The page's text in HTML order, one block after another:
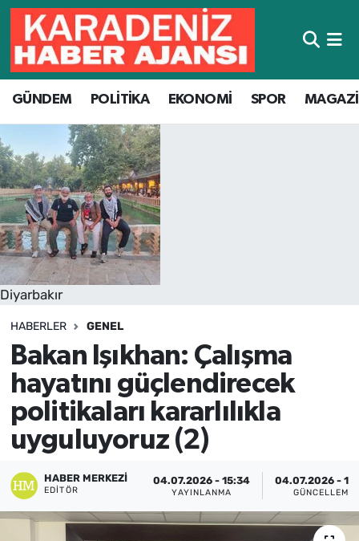
GÜNDEM POLİTİKA EKONOMİ SPOR
Diyarbakır
HABERLER GENEL
Bakan Işıkhan: Çalışma
hayatını güçlendirecek
politikaları kararlılıkla
uyguluyoruz (2)
HABER MERKEZI
EDITÖR
04.07.2026 - 15:34
YAYINLANMA
04.07.2026 -
GÜNCELLEME
Hava Durumu
Trafik Durumu
Süper Lig Puan Durumu ve Fikstür
Tüm Manşetler
Son Dakika Haberleri
Haber Arşivi